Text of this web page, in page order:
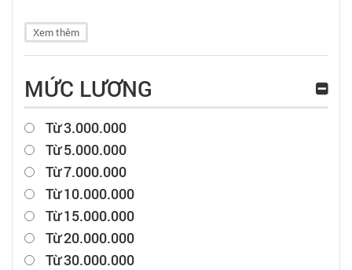
Xem thêm
MỨC LƯƠNG
Từ 3.000.000
Từ 5.000.000
Từ 7.000.000
Từ 10.000.000
Từ 15.000.000
Từ 20.000.000
Từ 30.000.000